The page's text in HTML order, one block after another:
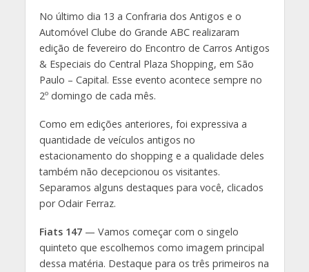
No último dia 13 a Confraria dos Antigos e o
Automóvel Clube do Grande ABC realizaram
edição de fevereiro do Encontro de Carros Antigos
& Especiais do Central Plaza Shopping, em São
Paulo – Capital. Esse evento acontece sempre no
2º domingo de cada mês.
Como em edições anteriores, foi expressiva a
quantidade de veículos antigos no
estacionamento do shopping e a qualidade deles
também não decepcionou os visitantes.
Separamos alguns destaques para você, clicados
por Odair Ferraz.
Fiats 147— Vamos começar com o singelo
quinteto que escolhemos como imagem principal
dessa matéria. Destaque para os três primeiros na